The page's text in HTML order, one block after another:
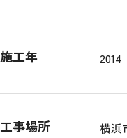
施工年 2014
工事場所 横浜